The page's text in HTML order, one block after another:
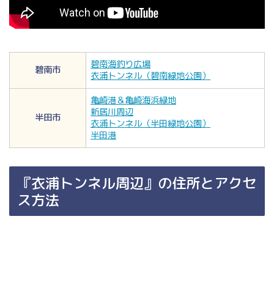
碧南市
碧南海釣り広場
衣浦トンネル（碧南緑地公園）
半田市
亀崎港＆亀崎海浜緑地
新居川周辺
衣浦トンネル（半田緑地公園）
半田港
『衣浦トンネル周辺』の住所とアクセ
ス方法